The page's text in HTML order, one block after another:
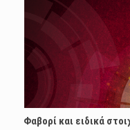
Φαβορί και ειδικά